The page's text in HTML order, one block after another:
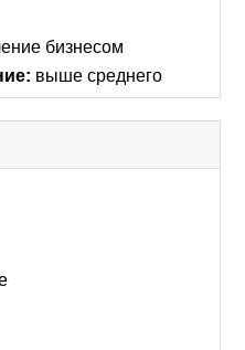
бизнесом
выше среднего